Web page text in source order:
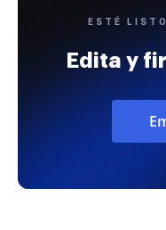
ESTÉ
Edita y